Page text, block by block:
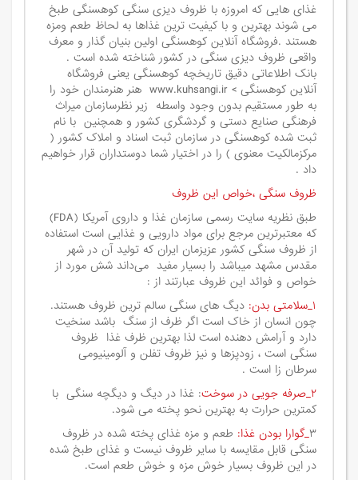
غذای هایی که امروزه با ظروف دیزی سنگی کوهسنگی طبخ
می شوند بهترین و با کیفیت ترین غذاها به لحاظ طعم ومزه
هستند .فروشگاه آنلاین کوهسنگی اولین بنیان گذار و معرف
واقعی ظروف دیزی سنگی در کشور شناخته شده است .
بانک اطلاعاتی دقیق تاریخچه کوهسنگی یعنی فروشگاه
آنلاین کوهسنگی > www.kuhsangi.ir هنر هنرمندان خود را
به طور مستقیم بدون وجود واسطه زیر نظرسازمان میراث
فرهنگی صنایع دستی و گردشگری کشور و همچنین با نام
ثبت شده کوهسنگی در سازمان ثبت اسناد و املاک کشور (
مرکزمالکیت معنوی ) را در اختیار شما دوستداران قرار خواهیم
داد .
ظروف سنگی ،خواص این ظروف
طبق نظریه سایت رسمی سازمان غذا و داروی آمریکا (FDA)
که معتبرترین مرجع برای مواد دارویی و غذایی است استفاده
از ظروف سنگی کشور عزیزمان ایران که تولید آن در شهر
مقدس مشهد میباشد را بسیار مفید می‌داند شش مورد از
خواص و فوائد این ظروف عبارتند از :
۱_سلامتی بدن:
دیگ های سنگی سالم ترین ظروف هستند.
چون انسان از خاک است اگر ظرف از سنگ باشد سنخیت
دارد و آرامش دهنده است لذا بهترین ظرف غذا ظروف
سنگی است ، زودپزها و نیز ظروف تفلن و آلومینیومی
سرطان زا است .
۲_صرفه جویی در سوخت
: غذا در دیگ و دیگچه سنگی با
کمترین حرارت به بهترین نحو پخته می شود.
۳_گوارا بودن غذا: طعم و مزه غذای پخته شده در ظروف
سنگی قابل مقایسه با سایر ظروف نیست و غذای طبخ شده
در این ظروف بسیار خوش مزه و خوش طعم است.